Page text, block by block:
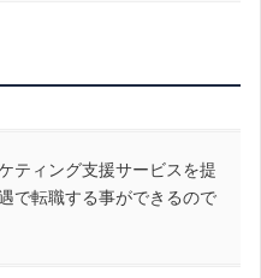
ティング支援サービスを提
で転職する事ができるので